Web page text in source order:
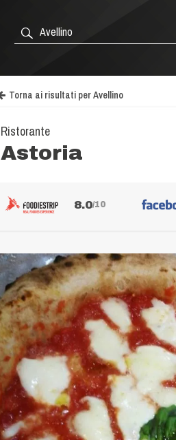
Torna ai risultati per Avellino
Ristorante
Astoria
8.0/10